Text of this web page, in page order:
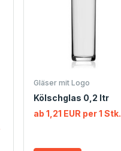
Gläser mit Logo
Kölschglas 0,2 ltr
ab 1,21 EUR per 1 Stk.